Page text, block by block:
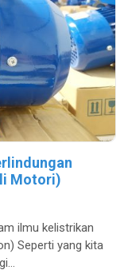
Motori)
ilmu kelistrikan
Seperti yang kita